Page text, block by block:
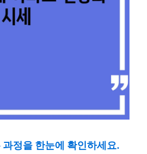
정을 한눈에 확인하세요.